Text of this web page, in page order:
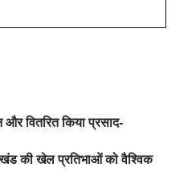
वितरित किया प्रसाद-
की खेल प्रतिभाओं को वैश्विक